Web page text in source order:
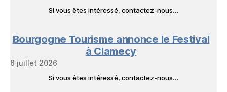
Si vous êtes intéressé, contactez-nous…
Bourgogne Tourisme annonce le Festival
à Clamecy
6 juillet 2026
Si vous êtes intéressé, contactez-nous…